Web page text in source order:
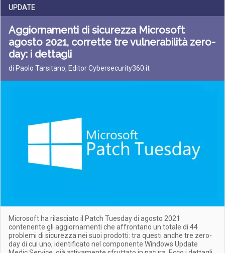
UPDATE
Aggiornamenti di sicurezza Microsoft
agosto 2021, corrette tre vulnerabilità zero-
day: i dettagli
di Paolo Tarsitano, Editor Cybersecurity360.it
Microsoft ha rilasciato il Patch Tuesday di agosto 2021
contenente gli aggiornamenti che affrontano un totale di 44
problemi di sicurezza nei suoi prodotti: tra questi anche tre zero-
day di cui uno, identificato nel componente Windows Update